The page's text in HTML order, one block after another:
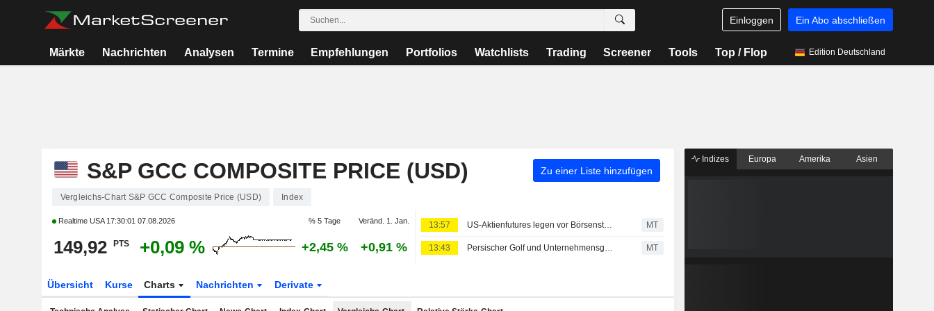
Einloggen Ein Abo abschließen
Märkte Nachrichten Analysen Termine Empfehlungen Portfolios Watchlists Trading Screener Tools Top / Flop Edition Deutschland
S&P GCC COMPOSITE PRICE (USD) Zu einer Liste hinzufügen
Vergleichs-Chart S&P GCC Composite Price (USD) Index
Realtime USA 17:30:01 07.08.2026 % 5 Tage Veränd. 1. Jan.
149,92 PTS +0,09 % +2,45 % +0,91 %
13:57 US-Aktienfutures legen vor Börsenstart zu - Anleger warten auf Arbeitsmarktbericht und beobachten Entwicklungen im Nahen Osten MT
13:43 Persischer Golf und Unternehmensgewinne stützen Europas Börsen zur Mittagszeit MT
Übersicht Kurse Charts Nachrichten Derivate
Indizes Europa Amerika Asien